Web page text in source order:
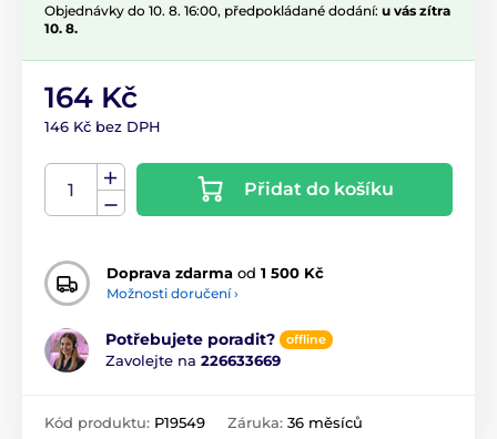
Objednávky do 10. 8. 16:00, předpokládané dodání: u vás zítra
10. 8.
164 Kč
146 Kč bez DPH
Přidat do košíku
Doprava zdarma od 1 500 Kč
Možnosti doručení ›
Potřebujete poradit? offline
Zavolejte na 226633669
Kód produktu: P19549 Záruka: 36 měsíců